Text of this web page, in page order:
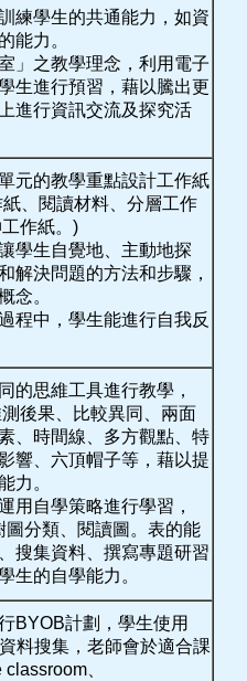
練學生的共通能力，如資
能力。
」之教學理念，利用電子
生進行預習，藉以騰出更
進行資訊交流及探究活
元的教學重點設計工作紙
、閱讀材料、分層工作
作紙。)
學生自覺地、主動地探
解決問題的方法和步驟，
念。
程中，學生能進行自我反
的思維工具進行教學，
後果、比較異同、兩面
、時間線、多方觀點、特
響、六頂帽子等，藉以提
力。
用自學策略進行學習，
圖分類、閱讀圖。表的能
搜集資料、撰寫專題研習
生的自學能力。
BYOB計劃，學生使用
料搜集，老師會於適合課
、